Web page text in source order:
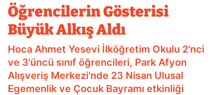
Öğrencilerin Gösterisi
Büyük Alkış Aldı
Hoca Ahmet Yesevi İlköğretim Okulu 2'nci
ve 3'üncü sınıf öğrencileri, Park Afyon
Alışveriş Merkezi'nde 23 Nisan Ulusal
Egemenlik ve Çocuk Bayramı etkinliği